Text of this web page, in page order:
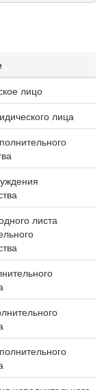
делу об
2017",
"МОСП по ВАШ №7",
"115230,
лицо
лица
листа